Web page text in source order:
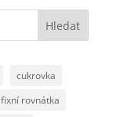
Hledat
cukrovka
fixní rovnátka